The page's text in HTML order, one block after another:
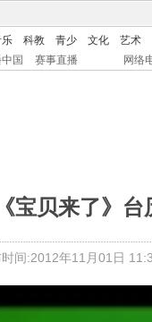
科教 青少 文化
艺术
国 赛事直播 网络
《宝贝来了》
时间:2012年11月01日